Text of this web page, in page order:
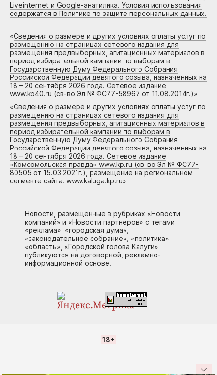
Liveinternet и Google-анатилика. Условия использования
содержатся в Политике по защите персональных данных.
«Сведения о размере и других условиях оплаты услуг по
размещению на страницах сетевого издания для
размещения предвыборных, агитационных материалов в
период избирательной кампании по выборам в
Государственную Думу Федерального Собрания
Российской Федерации девятого созыва, назначенных на
18 – 20 сентября 2026 года. Сетевое издание
www.kp40.ru (св-во Эл № ФС77-58967 от 11.08.2014г.)»
«Сведения о размере и других условиях оплаты услуг по
размещению на страницах сетевого издания для
размещения предвыборных, агитационных материалов в
период избирательной кампании по выборам в
Государственную Думу Федерального Собрания
Российской Федерации девятого созыва, назначенных на
18 – 20 сентября 2026 года. Сетевое издание
«Комсомольская правда» www.kp.ru (св-во Эл № ФС77-
80505 от 15.03.2021г.), размещение на региональном
сегменте сайта: www.kaluga.kp.ru»
Новости, размещенные в рубриках «Новости
компаний» и «Новости партнеров» с тегами
«реклама», «городская дума»,
«законодательное собрание», «политика»,
«область», «Городской голова Калуги»
публикуются на договорной, рекламно-
информационной основе.
18+